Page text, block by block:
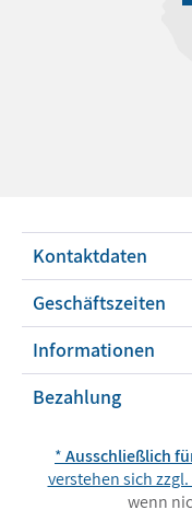
Kontaktdaten
Geschäftszeiten
Informationen
Bezahlung
*Ausschließlich
verstehen sich
wenn